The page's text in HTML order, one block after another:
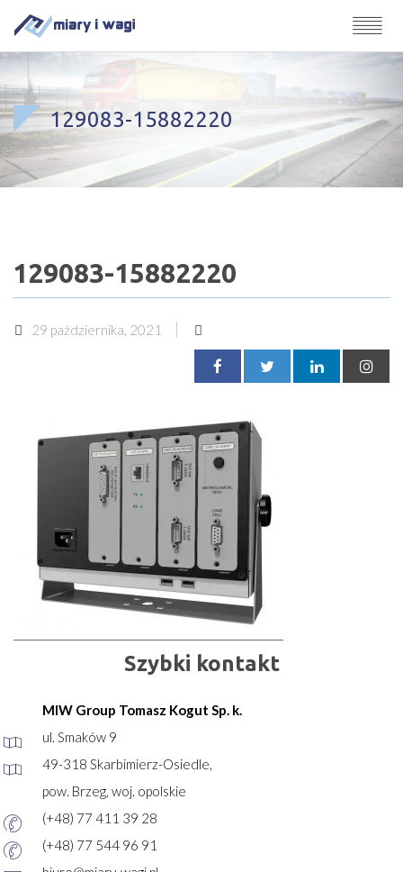
129083-15882220
129083-15882220
29 października, 2021
Szybki kontakt
MIW Group Tomasz Kogut Sp. k.
ul. Smaków 9
49-318 Skarbimierz-Osiedle,
pow. Brzeg, woj. opolskie
(+48) 77 411 39 28
(+48) 77 544 96 91